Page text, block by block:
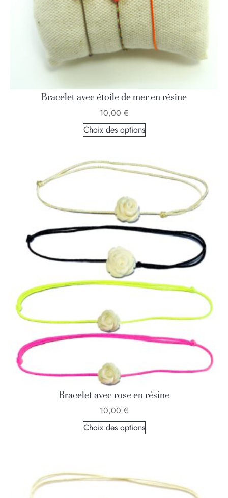
Bracelet avec étoile de mer en résine
10,00 €
Choix des options
Bracelet avec rose en résine
10,00 €
Choix des options